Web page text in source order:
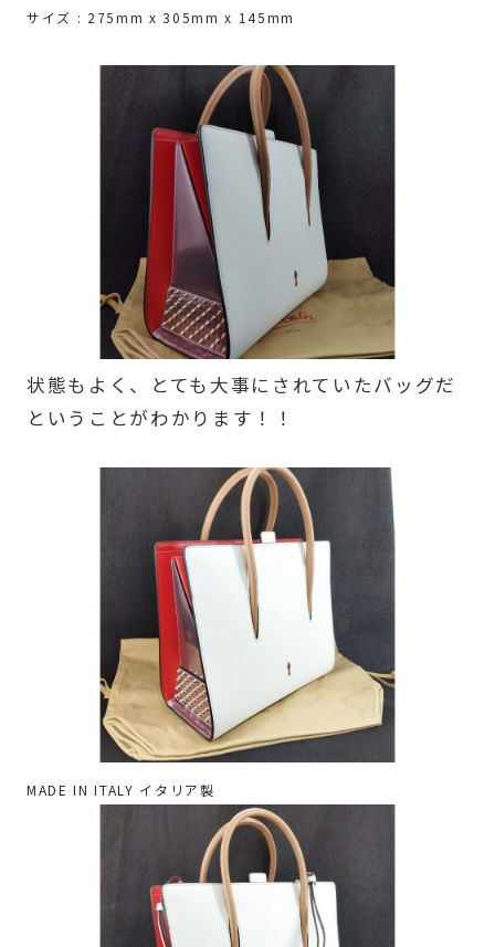
サイズ : 275mm x 305mm x 145mm
状態もよく、とても大事にされていたバッグだ
ということがわかります！！
MADE IN ITALY イタリア製